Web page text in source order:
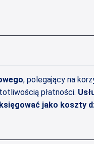
, polegający na
płatności.
jako koszty